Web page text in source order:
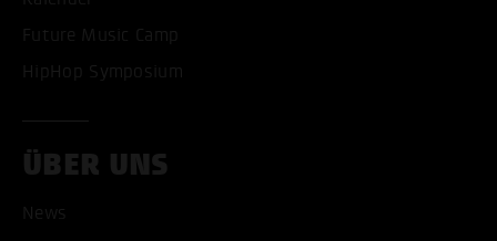
Future Music Camp
HipHop Symposium
ÜBER UNS
News